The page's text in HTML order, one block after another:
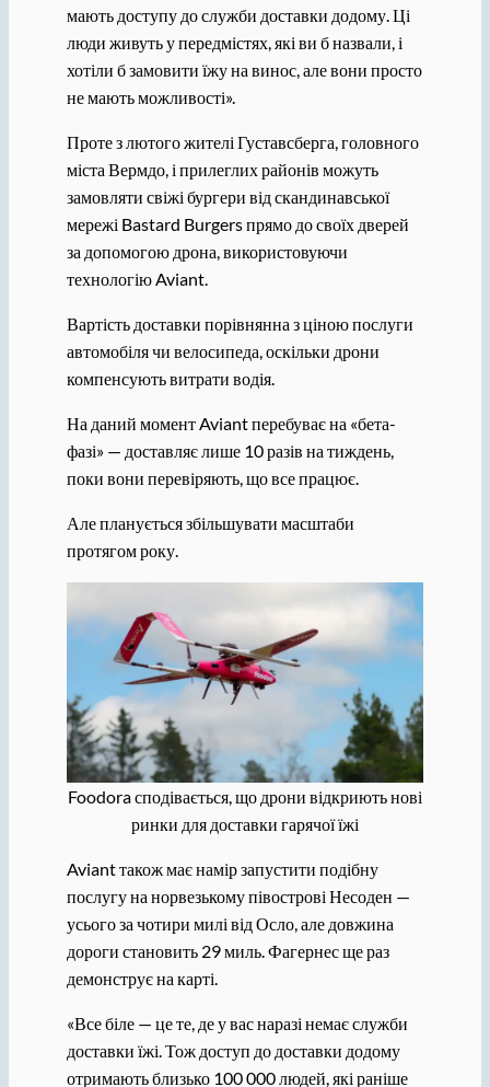
мають доступу до служби доставки додому. Ці
люди живуть у передмістях, які ви б назвали, і
хотіли б замовити їжу на винос, але вони просто
не мають можливості».
Проте з лютого жителі Густавсберга, головного
міста Вермдо, і прилеглих районів можуть
замовляти свіжі бургери від скандинавської
мережі Bastard Burgers прямо до своїх дверей
за допомогою дрона, використовуючи
технологію Aviant.
Вартість доставки порівнянна з ціною послуги
автомобіля чи велосипеда, оскільки дрони
компенсують витрати водія.
На даний момент Aviant перебуває на «бета-
фазі» — доставляє лише 10 разів на тиждень,
поки вони перевіряють, що все працює.
Але планується збільшувати масштаби
протягом року.
Foodora сподівається, що дрони відкриють нові
ринки для доставки гарячої їжі
Aviant також має намір запустити подібну
послугу на норвезькому півострові Несоден —
усього за чотири милі від Осло, але довжина
дороги становить 29 миль. Фагернес ще раз
демонструє на карті.
«Все біле — це те, де у вас наразі немає служби
доставки їжі. Тож доступ до доставки додому
отримають близько 100 000 людей, які раніше